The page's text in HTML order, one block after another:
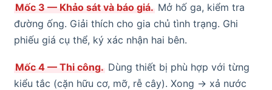
Mốc 3 — Khảo sát và báo giá. Mở hố ga, kiểm tra
đường ống. Giải thích cho gia chủ tình trạng. Ghi
phiếu giá cụ thể, ký xác nhận hai bên.
Mốc 4 — Thi công. Dùng thiết bị phù hợp với từng
kiểu tắc (cặn hữu cơ, mỡ, rễ cây). Xong → xả nước